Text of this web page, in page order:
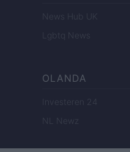
News Hub UK
Lgbtq News
OLANDA
Investeren 24
NL Newz